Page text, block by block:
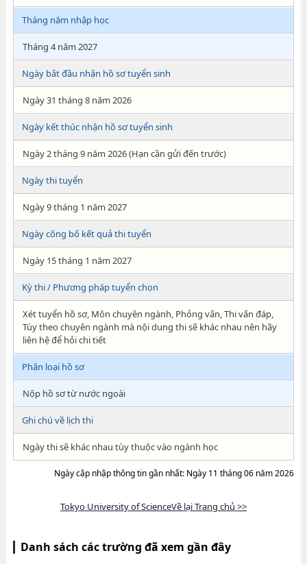
Tháng năm nhập học
Tháng 4 năm 2027
Ngày bắt đầu nhận hồ sơ tuyển sinh
Ngày 31 tháng 8 năm 2026
Ngày kết thúc nhận hồ sơ tuyển sinh
Ngày 2 tháng 9 năm 2026 (Hạn cần gửi đến trước)
Ngày thi tuyển
Ngày 9 tháng 1 năm 2027
Ngày công bố kết quả thi tuyển
Ngày 15 tháng 1 năm 2027
Kỳ thi / Phương pháp tuyển chọn
Xét tuyển hồ sơ, Môn chuyên ngành, Phỏng vấn, Thi vấn đáp,
Tùy theo chuyên ngành mà nội dung thi sẽ khác nhau nên hãy
liên hệ để hỏi chi tiết
Phân loại hồ sơ
Nộp hồ sơ từ nước ngoài
Ghi chú về lịch thi
Ngày thi sẽ khác nhau tùy thuộc vào ngành học
Ngày cập nhập thông tin gần nhất: Ngày 11 tháng 06 năm 2026
Tokyo University of ScienceVề lại Trang chủ >>
Danh sách các trường đã xem gần đây